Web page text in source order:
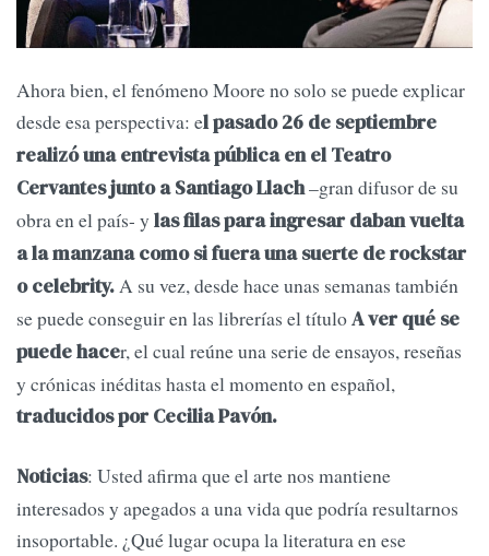
Ahora bien, el fenómeno Moore no solo se puede explicar
desde esa perspectiva: el pasado 26 de septiembre
realizó una entrevista pública en el Teatro
Cervantes junto a Santiago Llach–gran difusor de su
obra en el país- y las filas para ingresar daban vuelta
a la manzana como si fuera una suerte de rockstar
o celebrity.A su vez, desde hace unas semanas también
se puede conseguir en las librerías el títuloA ver qué se
puede hacer, el cual reúne una serie de ensayos, reseñas
y crónicas inéditas hasta el momento en español,
traducidos por Cecilia Pavón.
Noticias: Usted afirma que el arte nos mantiene
interesados y apegados a una vida que podría resultarnos
insoportable. ¿Qué lugar ocupa la literatura en ese